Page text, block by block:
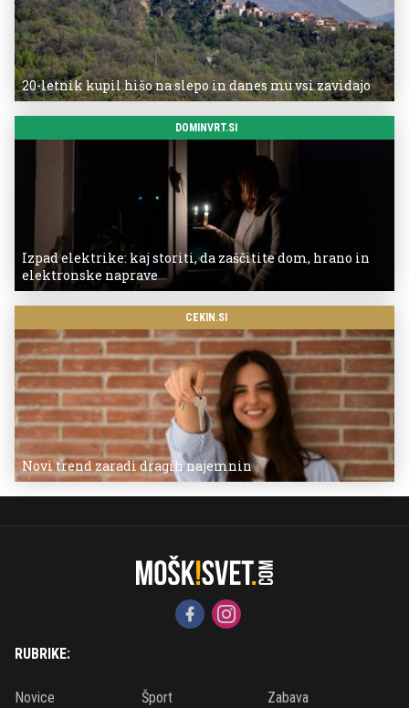
20-letnik kupil hišo na slepo in danes mu vsi zavidajo
DOMINVRT.SI
Izpad elektrike: kaj storiti, da zaščitite dom, hrano in
elektronske naprave
CEKIN.SI
Novi trend zaradi dragih najemnin
RUBRIKE:
Novice Šport
Zabava